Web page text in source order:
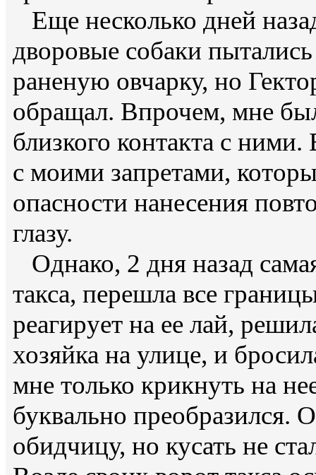
Еще несколько дней
дворовые собаки
раненую овчарку, но
обращал. Впрочем, мне
близкого контакта с
с моими запретами,
опасности нанесения
глазу.
Однако, 2 дня назад
такса, перешла все
реагирует на ее лай,
хозяйка на улице, и
мне только крикнуть на
буквально преобразился.
обидчицу, но кусать не